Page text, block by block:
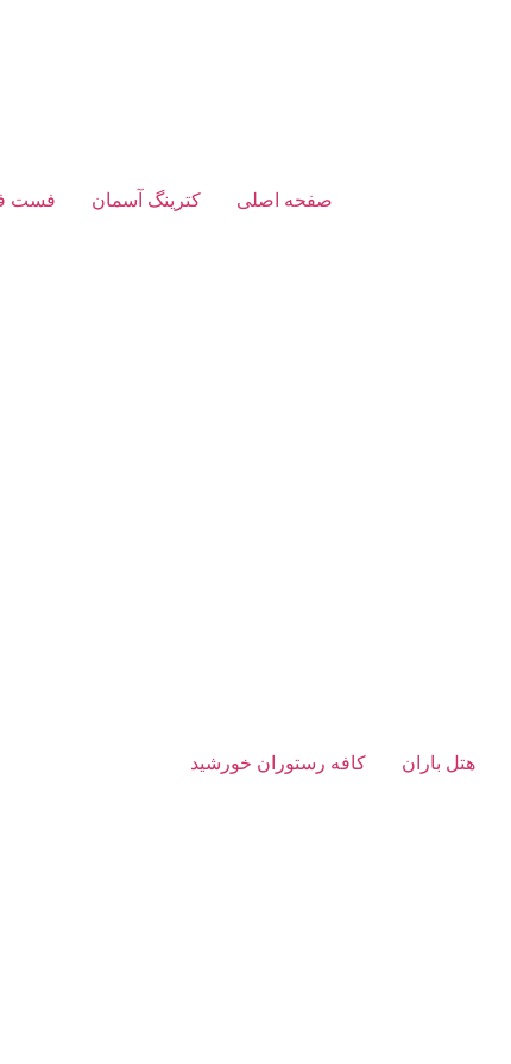
صفحه اصلی کترینگ آسمان فست
هتل باران کافه رستوران خورشید